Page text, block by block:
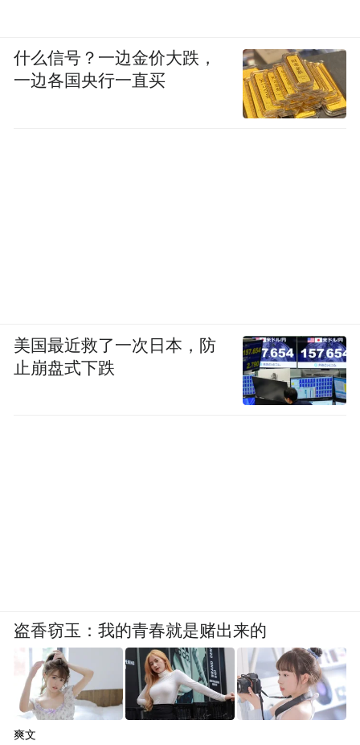
什么信号？一边金价大跌，
一边各国央行一直买
美国最近救了一次日本，防
止崩盘式下跌
盗香窃玉：我的青春就是赌出来的
爽文